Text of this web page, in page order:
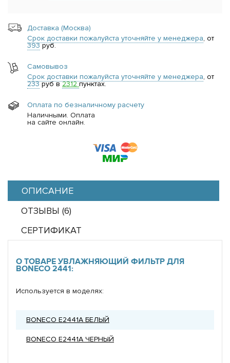
Доставка (Москва)
Срок доставки пожалуйста уточняйте у менеджера, от
393руб.
Самовывоз
Срок доставки пожалуйста уточняйте у менеджера, от
233руб в2312пунктах.
Оплата по безналичному расчету
Наличными. Оплата
на сайте онлайн.
ОПИСАНИЕ
ОТЗЫВЫ (6)
СЕРТИФИКАТ
О ТОВАРЕ УВЛАЖНЯЮЩИЙ ФИЛЬТР ДЛЯ
BONECO 2441:
Используется в моделях:
BONECO E2441A БЕЛЫЙ
BONECO E2441A ЧЕРНЫЙ